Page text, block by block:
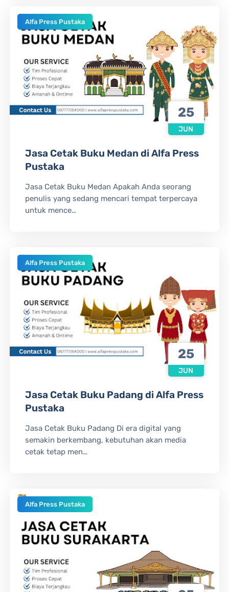
Alfa Press Pustaka
25
JUN
Jasa Cetak Buku Medan di Alfa Press
Pustaka
Jasa Cetak Buku Medan Apakah Anda seorang
penulis yang sedang mencari tempat terpercaya
untuk mence…
Alfa Press Pustaka
25
JUN
Jasa Cetak Buku Padang di Alfa Press
Pustaka
Jasa Cetak Buku Padang Di era digital yang
semakin berkembang, kebutuhan akan media
cetak tetap men…
Alfa Press Pustaka